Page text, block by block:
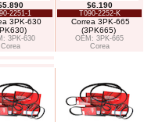
2251-1
3PK-630
3PK-630
Corea
$6.190
T090-2252-K
Correa 3PK-665
(3PK665)
OEM: 3PK-665
Corea